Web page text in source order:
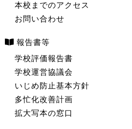
本校までのアクセス
お問い合わせ
報告書等
学校評価報告書
学校運営協議会
いじめ防止基本方針
多忙化改善計画
拡大写本の窓口